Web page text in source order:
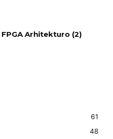
Arhitekturo (2)
61
48